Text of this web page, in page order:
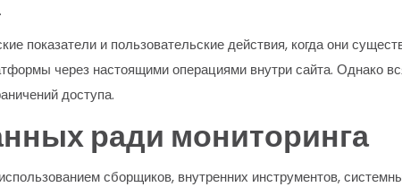
показатели и пользовательские действия, когда они
через настоящими операциями внутри сайта. Однако
доступа.
ради мониторинга
сборщиков, внутренних инструментов,